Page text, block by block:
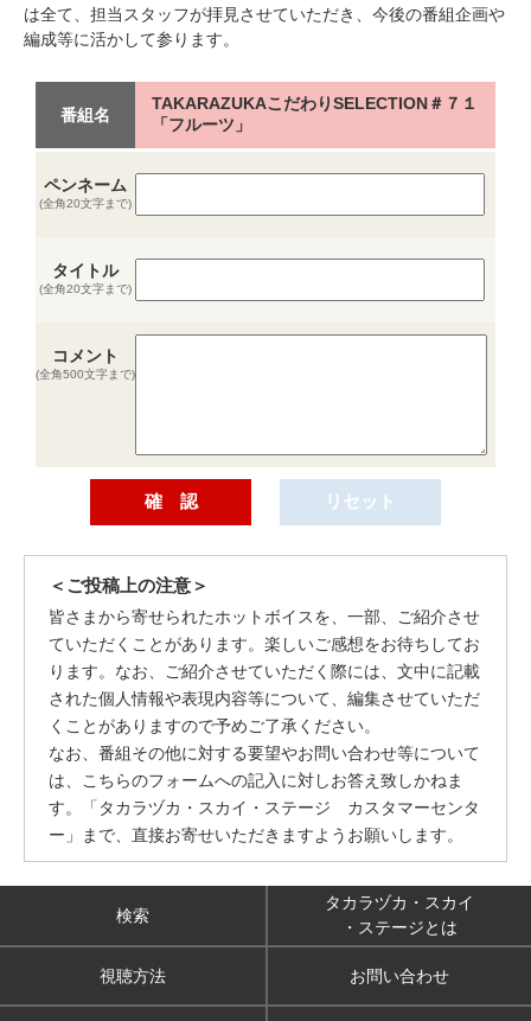
は全て、担当スタッフが拝見させていただき、今後の番組企画や
編成等に活かして参ります。
番組名
TAKARAZUKAこだわりSELECTION＃７１
「フルーツ」
ペンネーム
(全角20文字まで)
タイトル
(全角20文字まで)
コメント
(全角500文字まで)
＜ご投稿上の注意＞
皆さまから寄せられたホットボイスを、一部、ご紹介させ
ていただくことがあります。楽しいご感想をお待ちしてお
ります。なお、ご紹介させていただく際には、文中に記載
された個人情報や表現内容等について、編集させていただ
くことがありますので予めご了承ください。
なお、番組その他に対する要望やお問い合わせ等について
は、こちらのフォームへの記入に対しお答え致しかねま
す。「タカラヅカ・スカイ・ステージ カスタマーセンタ
ー」まで、直接お寄せいただきますようお願いします。
検索
タカラヅカ・スカイ
・ステージとは
視聴方法 お問い合わせ